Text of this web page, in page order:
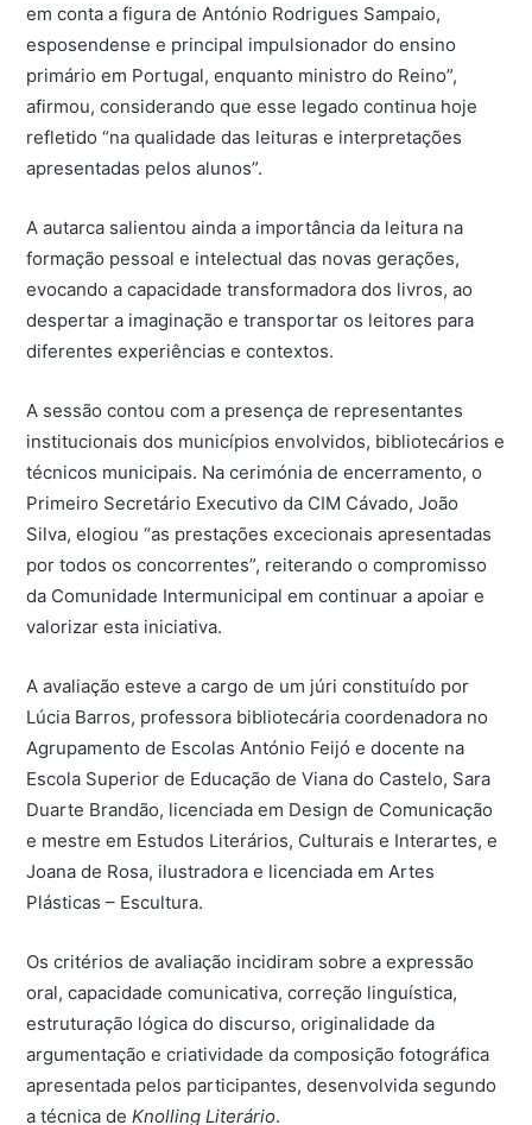
em conta a figura de António Rodrigues Sampaio,
esposendense e principal impulsionador do ensino
primário em Portugal, enquanto ministro do Reino”,
afirmou, considerando que esse legado continua hoje
refletido “na qualidade das leituras e interpretações
apresentadas pelos alunos”.
A autarca salientou ainda a importância da leitura na
formação pessoal e intelectual das novas gerações,
evocando a capacidade transformadora dos livros, ao
despertar a imaginação e transportar os leitores para
diferentes experiências e contextos.
A sessão contou com a presença de representantes
institucionais dos municípios envolvidos, bibliotecários e
técnicos municipais. Na cerimónia de encerramento, o
Primeiro Secretário Executivo da CIM Cávado, João
Silva, elogiou “as prestações excecionais apresentadas
por todos os concorrentes”, reiterando o compromisso
da Comunidade Intermunicipal em continuar a apoiar e
valorizar esta iniciativa.
A avaliação esteve a cargo de um júri constituído por
Lúcia Barros, professora bibliotecária coordenadora no
Agrupamento de Escolas António Feijó e docente na
Escola Superior de Educação de Viana do Castelo, Sara
Duarte Brandão, licenciada em Design de Comunicação
e mestre em Estudos Literários, Culturais e Interartes, e
Joana de Rosa, ilustradora e licenciada em Artes
Plásticas – Escultura.
Os critérios de avaliação incidiram sobre a expressão
oral, capacidade comunicativa, correção linguística,
estruturação lógica do discurso, originalidade da
argumentação e criatividade da composição fotográfica
apresentada pelos participantes, desenvolvida segundo
a técnica deKnolling Literário.